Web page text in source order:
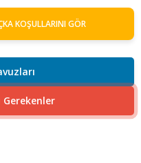
KOŞULLARINI GÖR
Gerekenler